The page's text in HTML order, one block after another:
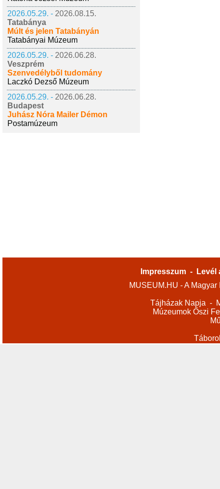
2026.05.29. - 2026.08.15.
Tatabánya
Múlt és jelen Tatabányán
Tatabányai Múzeum
2026.05.29. - 2026.06.28.
Veszprém
Szenvedélyből tudomány
Laczkó Dezső Múzeum
2026.05.29. - 2026.06.28.
Budapest
Juhász Nóra Mailer Démon
Postamúzeum
Impresszum -
Levél
MUSEUM.HU - A
Tájházak Napja -
Múzeumok Őszi